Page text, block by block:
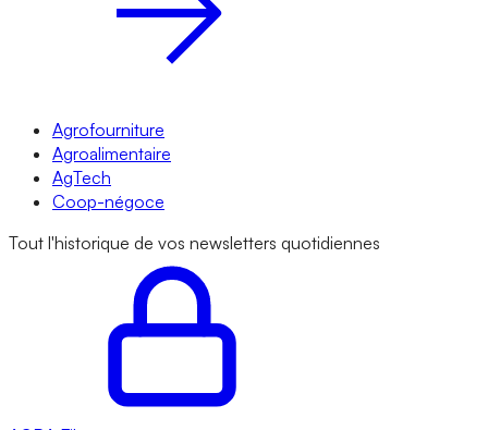
Agrofourniture
Agroalimentaire
AgTech
Coop-négoce
Tout l'historique de vos newsletters quotidiennes